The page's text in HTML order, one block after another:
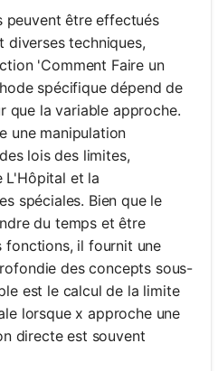
peuvent être effectués
diverses techniques,
'Comment Faire un
spécifique dépend de
que la variable approche.
une manipulation
lois des limites,
L'Hôpital et la
spéciales. Bien que le
du temps et être
fonctions, il fournit une
des concepts sous-
est le calcul de la limite
lorsque x approche une
directe est souvent